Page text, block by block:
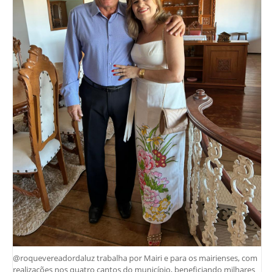
@roquevereadordaluz trabalha por Mairi e para os mairienses, com
realizações nos quatro cantos do município, beneficiando milhares